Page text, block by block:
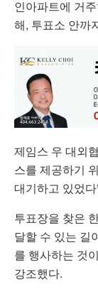
인아파트에 거
해, 투표소 안까
제임스 우 대외
스를 제공하기
대기하고 있었
투표장을 찾은
달할 수 있는 길
를 행사하는 것
강조했다.